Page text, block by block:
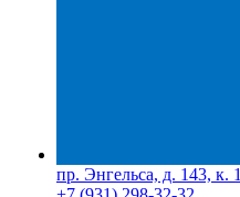
пр. Энгельса, д. 143, к. 1